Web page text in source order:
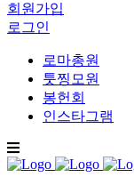
회원가입
로그인
로마총원
툿찡모원
봉헌회
인스타그램